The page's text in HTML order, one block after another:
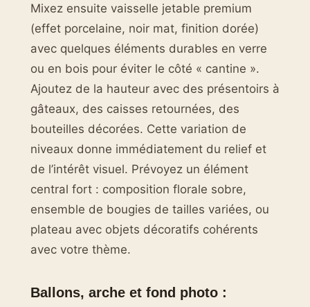
Mixez ensuite vaisselle jetable premium
(effet porcelaine, noir mat, finition dorée)
avec quelques éléments durables en verre
ou en bois pour éviter le côté « cantine ».
Ajoutez de la hauteur avec des présentoirs à
gâteaux, des caisses retournées, des
bouteilles décorées. Cette variation de
niveaux donne immédiatement du relief et
de l’intérêt visuel. Prévoyez un élément
central fort : composition florale sobre,
ensemble de bougies de tailles variées, ou
plateau avec objets décoratifs cohérents
avec votre thème.
Ballons, arche et fond photo :